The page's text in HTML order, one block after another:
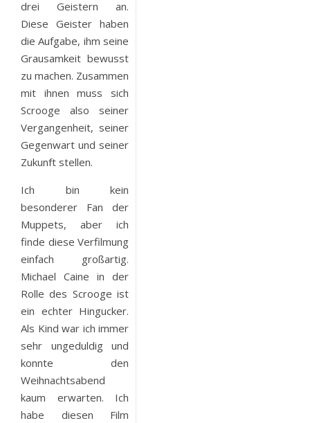
drei Geistern an.
Diese Geister haben
die Aufgabe, ihm seine
Grausamkeit bewusst
zu machen. Zusammen
mit ihnen muss sich
Scrooge also seiner
Vergangenheit, seiner
Gegenwart und seiner
Zukunft stellen.
Ich bin kein
besonderer Fan der
Muppets, aber ich
finde diese Verfilmung
einfach großartig.
Michael Caine in der
Rolle des Scrooge ist
ein echter Hingucker.
Als Kind war ich immer
sehr ungeduldig und
konnte den
Weihnachtsabend
kaum erwarten. Ich
habe diesen Film